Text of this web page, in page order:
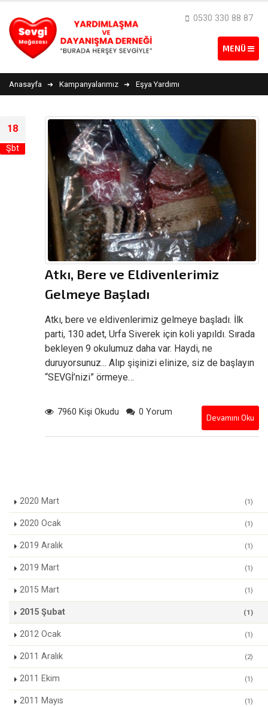
0530 330 88 87
Anasayfa Kampanyalarımız Eşya Yardımı
18
Şbt
Atkı, Bere ve Eldivenlerimiz
Gelmeye Başladı
Atkı, bere ve eldivenlerimiz gelmeye başladı. İlk
parti, 130 adet, Urfa Siverek için koli yapıldı. Sırada
bekleyen 9 okulumuz daha var. Haydi, ne
duruyorsunuz... Alıp şişinizi elinize, siz de başlayın
“SEVGİ’nizi” örmeye…
7960 Kişi Okudu 0 Yorum
Devamını Oku
2020 Mart (1)
2020 Ocak (1)
2019 Aralık (1)
2019 Mart (1)
2015 Mart (1)
2015 Şubat (1)
2012 Ocak (1)
2011 Aralık (2)
2011 Ekim (1)
2011 Mayıs (1)